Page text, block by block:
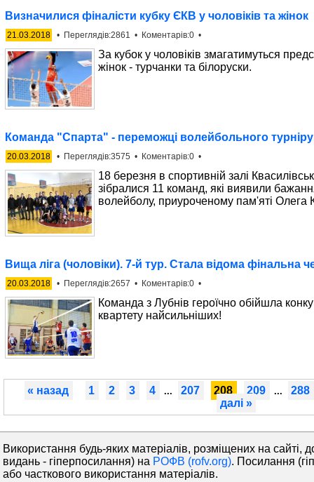
Визначилися фіналісти кубку ЄКВ у чоловіків та жінок
21.03.2018 • Переглядів:2861 • Коментарів:0 •
За кубок у чоловіків змагатимуться
жінок - турчанки та білоруски.
Команда "Спарта" - переможці волейбольного турніру
20.03.2018 • Переглядів:3575 • Коментарів:0 •
18 березня в спортивній залі
зібралися 11 команд, які виявили
волейболу, приуроченому пам'яті Олега
Вища ліга (чоловіки). 7-й тур. Стала відома фінальна
20.03.2018 • Переглядів:2657 • Коментарів:0 •
Команда з Лубнів героїчно обійшла
квартету найсильніших!
« назад 1 2 3 4 ... 207 208 209 ...
288
далі »
Використання будь-яких матеріалів, розміщених на сайті,
видань - гіперпосилання) на РОФВ (rofv.org). Посилання
або часткового використання матеріалів.